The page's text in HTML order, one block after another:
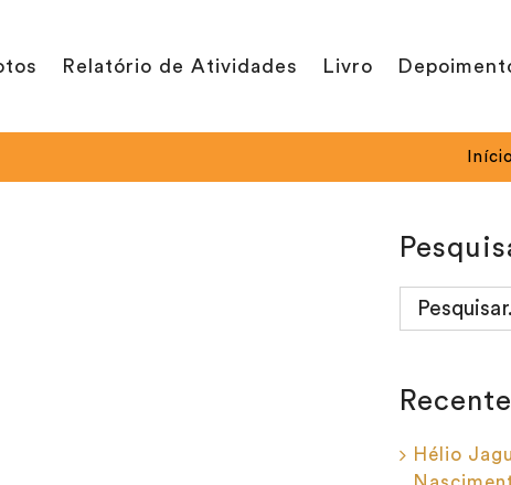
Relatório de Atividades Livro
Início
Buscar
resultados
Hélio